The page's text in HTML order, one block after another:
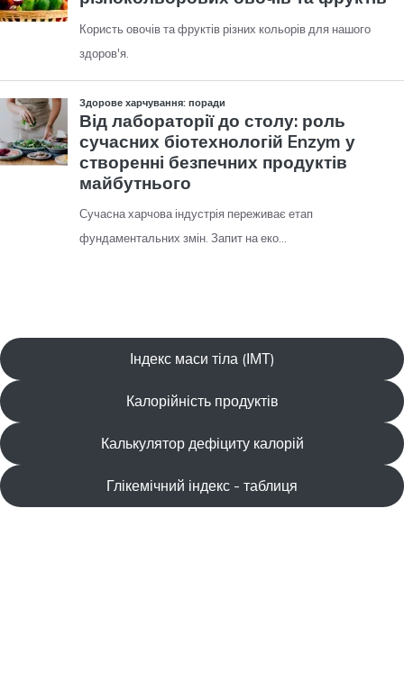
Індекс маси тіла (ІМТ)
Калорійність продуктів
Калькулятор дефіциту калорій
Глікемічний індекс - таблиця